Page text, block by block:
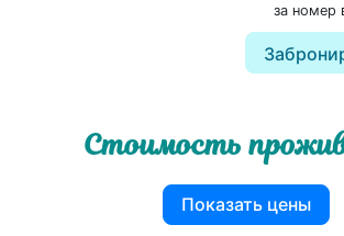
за номер
Стоимость
Показать цены